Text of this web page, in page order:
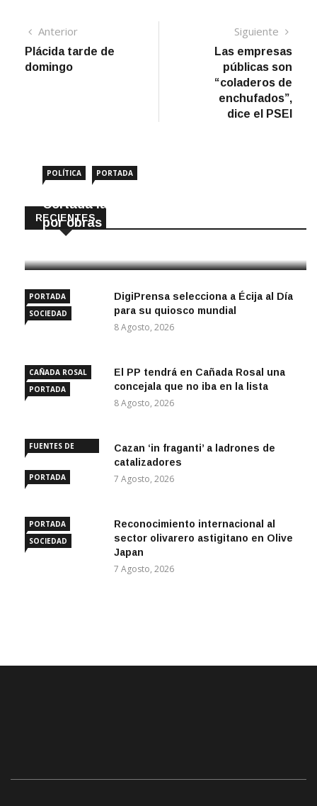
Navegación
de
AnteriorArtículo
anterior
Plácida tarde de
domingo
Siguiente
Las empresas
públicas son
“coladeros de
enchufados”,
dice el PSEI
RECIENTES
POLÍTICA PORTADA
Cortada la SE-9105 hacia La Montiela
por obras hasta final de año
PORTADA
SOCIEDAD
DigiPrensa selecciona a Écija al Día
para su quiosco mundial
8 Agosto, 2026
CAÑADA ROSAL
PORTADA
El PP tendrá en Cañada Rosal una
concejala que no iba en la lista
8 Agosto, 2026
FUENTES DE
PORTADA
Cazan ‘in fraganti’ a ladrones de
catalizadores
7 Agosto, 2026
PORTADA
SOCIEDAD
Reconocimiento internacional al
sector olivarero astigitano en Olive
Japan
7 Agosto, 2026